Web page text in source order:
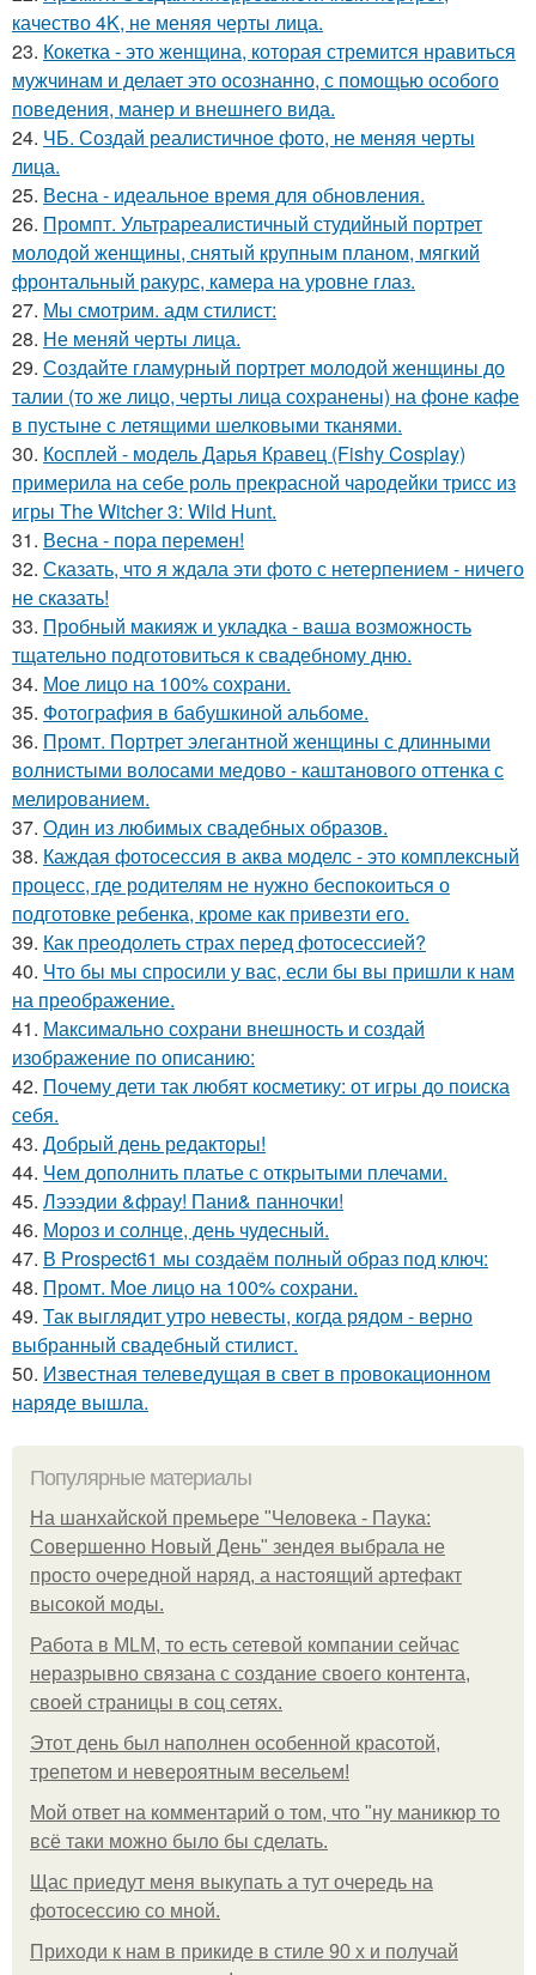
качество 4K, не меняя черты лица.
23. Кокетка - это женщина, которая стремится нравиться
мужчинам и делает это осознанно, с помощью особого
поведения, манер и внешнего вида.
24. ЧБ. Создай реалистичное фото, не меняя черты
лица.
25. Весна - идеальное время для обновления.
26. Промпт. Ультрареалистичный студийный портрет
молодой женщины, снятый крупным планом, мягкий
фронтальный ракурс, камера на уровне глаз.
27. Мы смотрим. адм стилист:
28. Не меняй черты лица.
29. Создайте гламурный портрет молодой женщины до
талии (то же лицо, черты лица сохранены) на фоне кафе
в пустыне с летящими шелковыми тканями.
30. Косплей - модель Дарья Кравец (Fishy Cosplay)
примерила на себе роль прекрасной чародейки трисс из
игры The Witcher 3: Wild Hunt.
31. Весна - пора перемен!
32. Сказать, что я ждала эти фото с нетерпением - ничего
не сказать!
33. Пробный макияж и укладка - ваша возможность
тщательно подготовиться к свадебному дню.
34. Мое лицо на 100% сохрани.
35. Фотография в бабушкиной альбоме.
36. Промт. Портрет элегантной женщины с длинными
волнистыми волосами медово - каштанового оттенка с
мелированием.
37. Один из любимых свадебных образов.
38. Каждая фотосессия в аква моделс - это комплексный
процесс, где родителям не нужно беспокоиться о
подготовке ребенка, кроме как привезти его.
39. Как преодолеть страх перед фотосессией?
40. Что бы мы спросили у вас, если бы вы пришли к нам
на преображение.
41. Максимально сохрани внешность и создай
изображение по описанию:
42. Почему дети так любят косметику: от игры до поиска
себя.
43. Добрый день редакторы!
44. Чем дополнить платье с открытыми плечами.
45. Лэээдии &фрау! Пани& панночки!
46. Мороз и солнце, день чудесный.
47. В Prospect61 мы создаём полный образ под ключ:
48. Промт. Мое лицо на 100% сохрани.
49. Так выглядит утро невесты, когда рядом - верно
выбранный свадебный стилист.
50. Известная телеведущая в свет в провокационном
наряде вышла.
Популярные материалы
На шанхайской премьере "Человека - Паука:
Совершенно Новый День" зендея выбрала не
просто очередной наряд, а настоящий артефакт
высокой моды.
Работа в MLM, то есть сетевой компании сейчас
неразрывно связана с создание своего контента,
своей страницы в соц сетях.
Этот день был наполнен особенной красотой,
трепетом и невероятным весельем!
Мой ответ на комментарий о том, что "ну маникюр то
всё таки можно было бы сделать.
Щас приедут меня выкупать а тут очередь на
фотосессию со мной.
Приходи к нам в прикиде в стиле 90 х и получай